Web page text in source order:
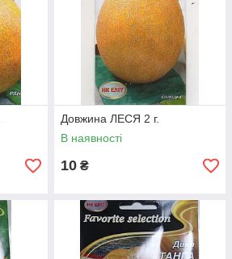
Довжина ЛЕСЯ 2 г.
В наявності
10 ₴